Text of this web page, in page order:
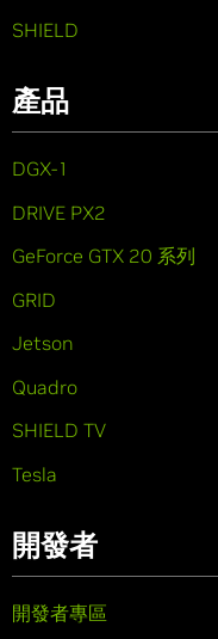
SHIELD
產品
DGX-1
DRIVE PX2
GeForce GTX 20 系列
GRID
Jetson
Quadro
SHIELD TV
Tesla
開發者
開發者專區